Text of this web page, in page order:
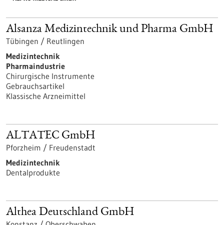
Alsanza Medizintechnik und Pharma GmbH
Tübingen / Reutlingen
Medizintechnik
Pharmaindustrie
Chirurgische Instrumente
Gebrauchsartikel
Klassische Arzneimittel
ALTATEC GmbH
Pforzheim / Freudenstadt
Medizintechnik
Dentalprodukte
Althea Deutschland GmbH